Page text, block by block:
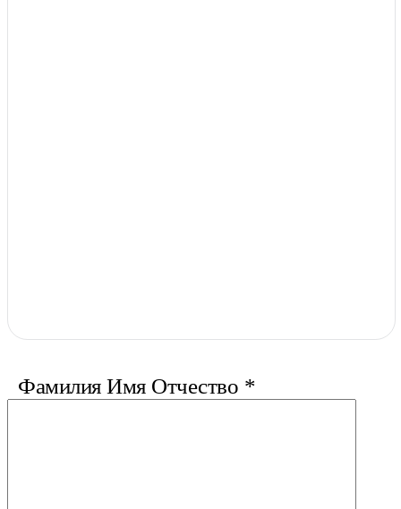
Фамилия Имя Отчество *